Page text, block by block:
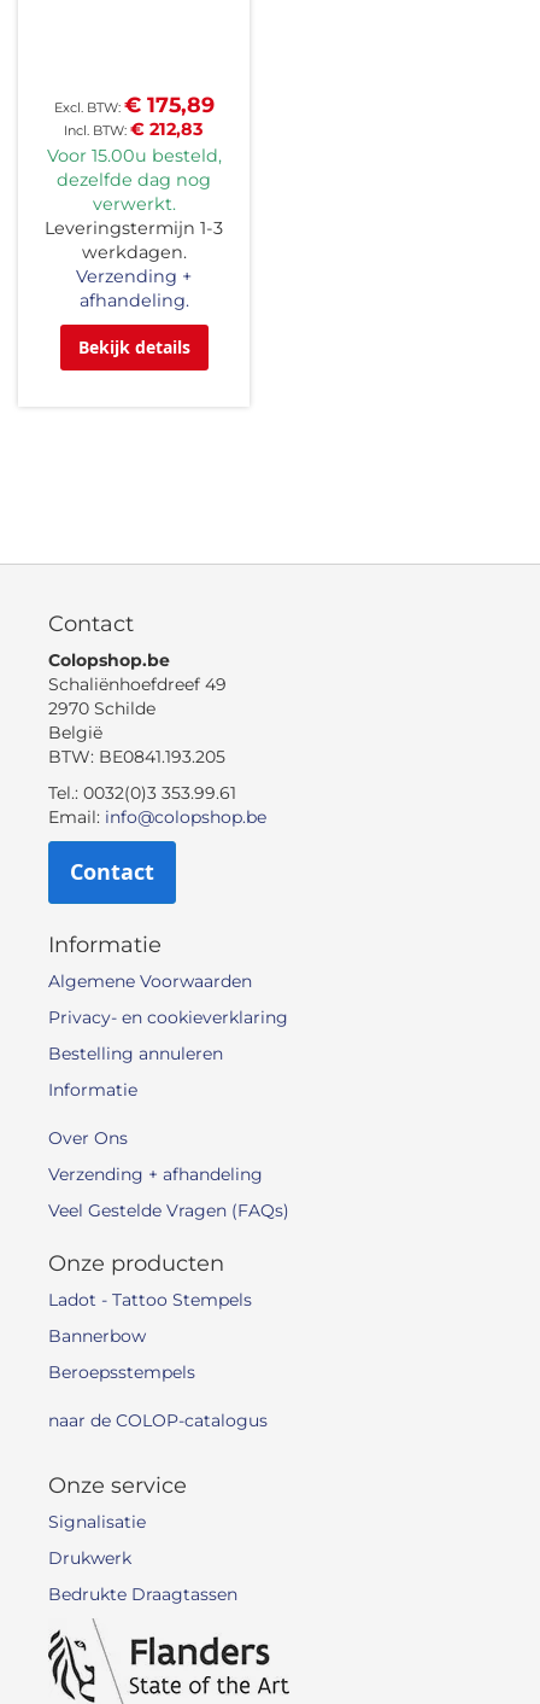
€ 212,83
€ 175,89
Voor 15.00u besteld,
dezelfde dag nog
verwerkt.
Leveringstermijn 1-3
werkdagen.
Verzending +
afhandeling.
Bekijk details
Contact
Colopshop.be
Schaliënhoefdreef 49
2970 Schilde
België
BTW: BE0841.193.205
Tel.: 0032(0)3 353.99.61
Email: info@colopshop.be
Contact
Informatie
Algemene Voorwaarden
Privacy- en cookieverklaring
Bestelling annuleren
Informatie
Over Ons
Verzending + afhandeling
Veel Gestelde Vragen (FAQs)
Onze producten
Ladot - Tattoo Stempels
Bannerbow
Beroepsstempels
naar de COLOP-catalogus
Onze service
Signalisatie
Drukwerk
Bedrukte Draagtassen